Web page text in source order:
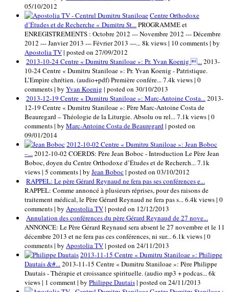
05/10/2012
Centre Orthodoxe
d’Études et de Recherche « Dumitru St...PROGRAMME et
ENREGISTREMENTS : Octobre 2012 --- Novembre 2012 --- Décembre
2012 --- Janvier 2013 --- Février 2013 ---...8k views| 10 comments| by
Apostolia TV| posted on 27/09/2012
2013-10-24 Centre « Dumitru Staniloae »: Pr. Yvan Koenig ...2013-
10-24 Centre « Dumitru Staniloae »: Pr. Yvan Koenig - Patristique.
L’Empire chrétien. (audio+pdf) Première confére...7.4k views| 0
comments| by Yvan Koenig | posted on 30/10/2013
2013-12-19 Centre « Dumitru Staniloae »: Marc-Antoine Costa...2013-
12-19 Centre « Dumitru Staniloae »: Père Marc-Antoine Costa de
Beauregard – Théologie de la Liturgie. Absolu ou rel...7.1k views| 0
comments| by Marc-Antoine Costa de Beauregard| posted on
09/01/2014
2012-10-02 Centre « Dumitru Staniloae »: Jean Boboc
–...2012-10-02 COERDS: Père Jean Boboc - Introduction Le Père Jean
Boboc, doyen du Centre Orthodoxe d’Études et de Recherch...7.1k
views| 5 comments| by Jean Boboc| posted on 03/10/2012
RAPPEL: Le père Gérard Reynaud ne fera pas ses conférences e...
RAPPEL: Comme annoncé à plusieurs réprises, pour des raisons de
traitement médical, le Père Gérard Reynaud ne fera pas s...6.4k views| 0
comments| by Apostolia TV| posted on 12/12/2013
Annulation des conférences du père Gérard Reynaud de 27 nove...
ANNONCE: Le Père Gérard Reynaud sera absent le 27 novembre et le 11
décembre 2013 et ne fera pas ces conférences, ni sur...6.1k views| 0
comments| by Apostolia TV| posted on 24/11/2013
2013-11-15 Centre « Dumitru Staniloae »: Philippe
Dautais &#...2013-11-15 Centre « Dumitru Staniloae »: Père Philippe
Dautais - Thérapie et croissance spirituelle. (audio mp3 + podcas...6k
views| 1 comment| by Philippe Dautais| posted on 24/11/2013